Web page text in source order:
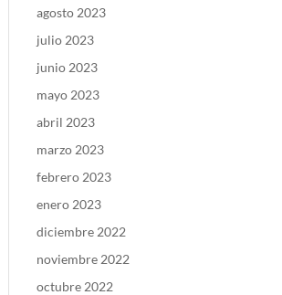
agosto 2023
julio 2023
junio 2023
mayo 2023
abril 2023
marzo 2023
febrero 2023
enero 2023
diciembre 2022
noviembre 2022
octubre 2022